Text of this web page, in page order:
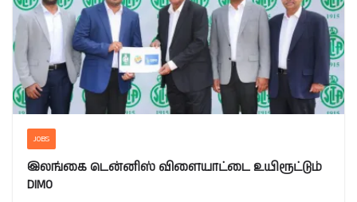
JOBS
இலங்கை டென்னிஸ் விளையாட்டை உயிரூட்டும்
DIMO